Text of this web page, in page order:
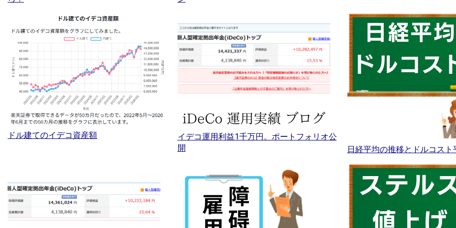
ドル建てのイデコ資産額
イデコ運用利益1千万円。ポートフォリオ公
開
日経平均の推移とドルコスト